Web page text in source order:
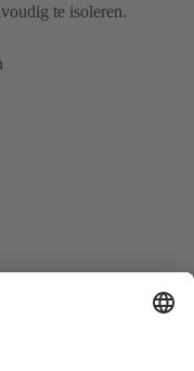
te isoleren.